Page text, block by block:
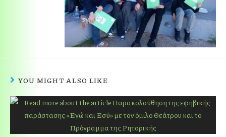
YOU MIGHT ALSO LIKE